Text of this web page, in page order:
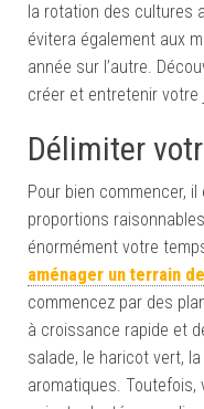
la rotation des cultures
évitera également aux
année sur l’autre.
créer et entretenir votre
Délimiter
Pour bien commencer,
proportions
énormément votre
aménager un terrain
commencez par des
à croissance rapide et
salade, le haricot vert,
aromatiques. Toutefois,